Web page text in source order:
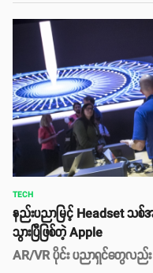
TECH
နည်းပညာမြင့် Headset သစ်
သွားပြီဖြစ်တဲ့ Apple
AR/VR ပိုင်း ပညာရှင်တွေလည်